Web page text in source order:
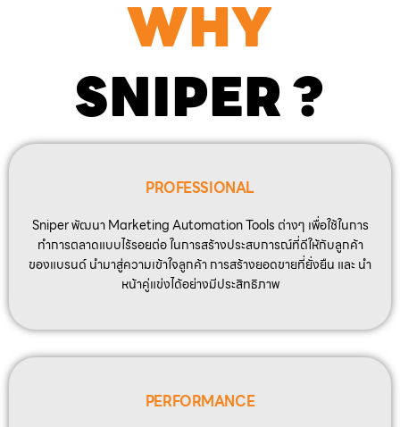
WHY
SNIPER ?
PROFESSIONAL
Sniper พัฒนา Marketing Automation Tools ต่างๆ เพื่อใช้ในการ
ทำการตลาดแบบไร้รอยต่อ ในการสร้างประสบการณ์ที่ดีให้กับลูกค้า
ของแบรนด์ นำมาสู่ความเข้าใจลูกค้า การสร้างยอดขายที่ยั่งยืน และ นำ
หน้าคู่แข่งได้อย่างมีประสิทธิภาพ
PERFORMANCE